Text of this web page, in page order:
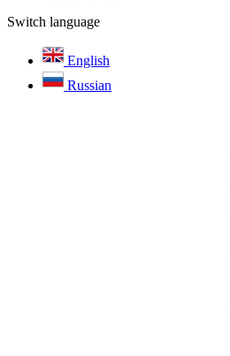
Switch language
English
Russian